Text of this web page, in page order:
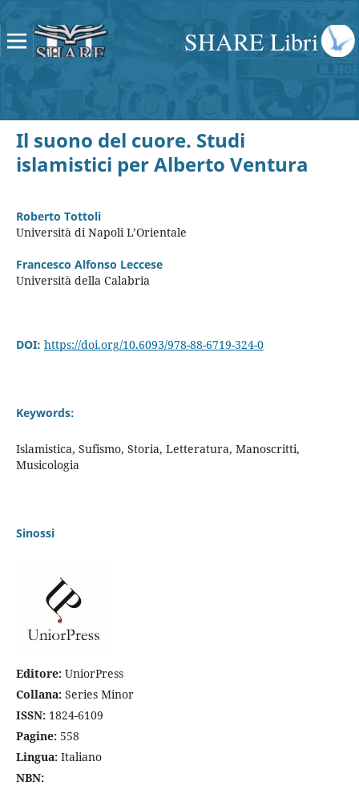
SHARE Libri
Il suono del cuore. Studi
islamistici per Alberto Ventura
Roberto Tottoli
Università di Napoli L’Orientale
Francesco Alfonso Leccese
Università della Calabria
DOI: https://doi.org/10.6093/978-88-6719-324-0
Keywords:
Islamistica, Sufismo, Storia, Letteratura, Manoscritti,
Musicologia
Sinossi
Editore:UniorPress
Collana:Series Minor
ISSN: 1824-6109
Pagine: 558
Lingua:Italiano
NBN: